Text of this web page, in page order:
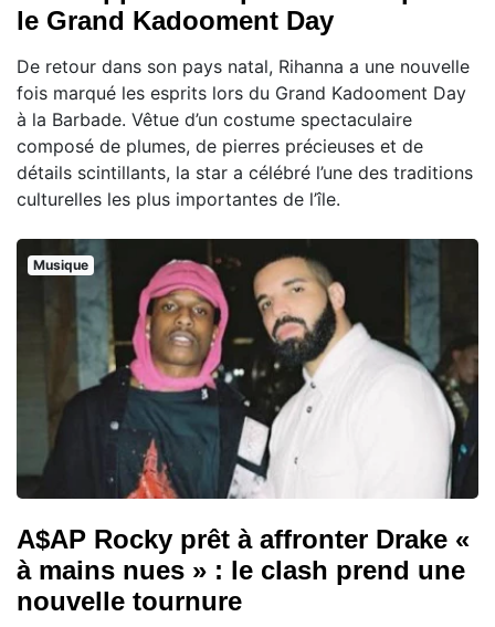
le Grand Kadooment Day
De retour dans son pays natal, Rihanna a une nouvelle
fois marqué les esprits lors du Grand Kadooment Day
à la Barbade. Vêtue d’un costume spectaculaire
composé de plumes, de pierres précieuses et de
détails scintillants, la star a célébré l’une des traditions
culturelles les plus importantes de l’île.
Musique
A$AP Rocky prêt à affronter Drake «
à mains nues » : le clash prend une
nouvelle tournure